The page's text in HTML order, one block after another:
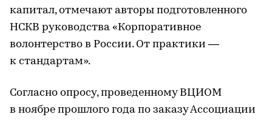
капитал, отмечают авторы подготовленного
НСКВ руководства «Корпоративное
волонтерство в России. От практики —
к стандартам».
Согласно опросу, проведенному ВЦИОМ
в ноябре прошлого года по заказу Ассоциации